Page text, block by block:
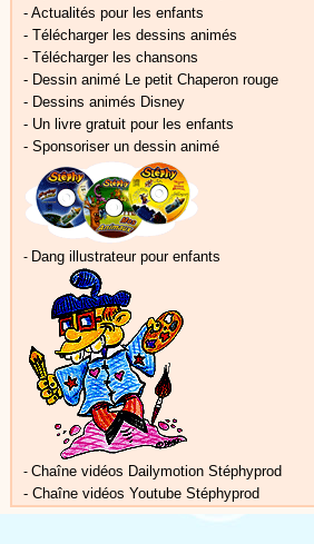
- Actualités pour les enfants
- Télécharger les dessins animés
- Télécharger les chansons
- Dessin animé Le petit Chaperon rouge
- Dessins animés Disney
- Un livre gratuit pour les enfants
- Sponsoriser un dessin animé
- Dang illustrateur pour enfants
- Chaîne vidéos Dailymotion Stéphyprod
- Chaîne vidéos Youtube Stéphyprod